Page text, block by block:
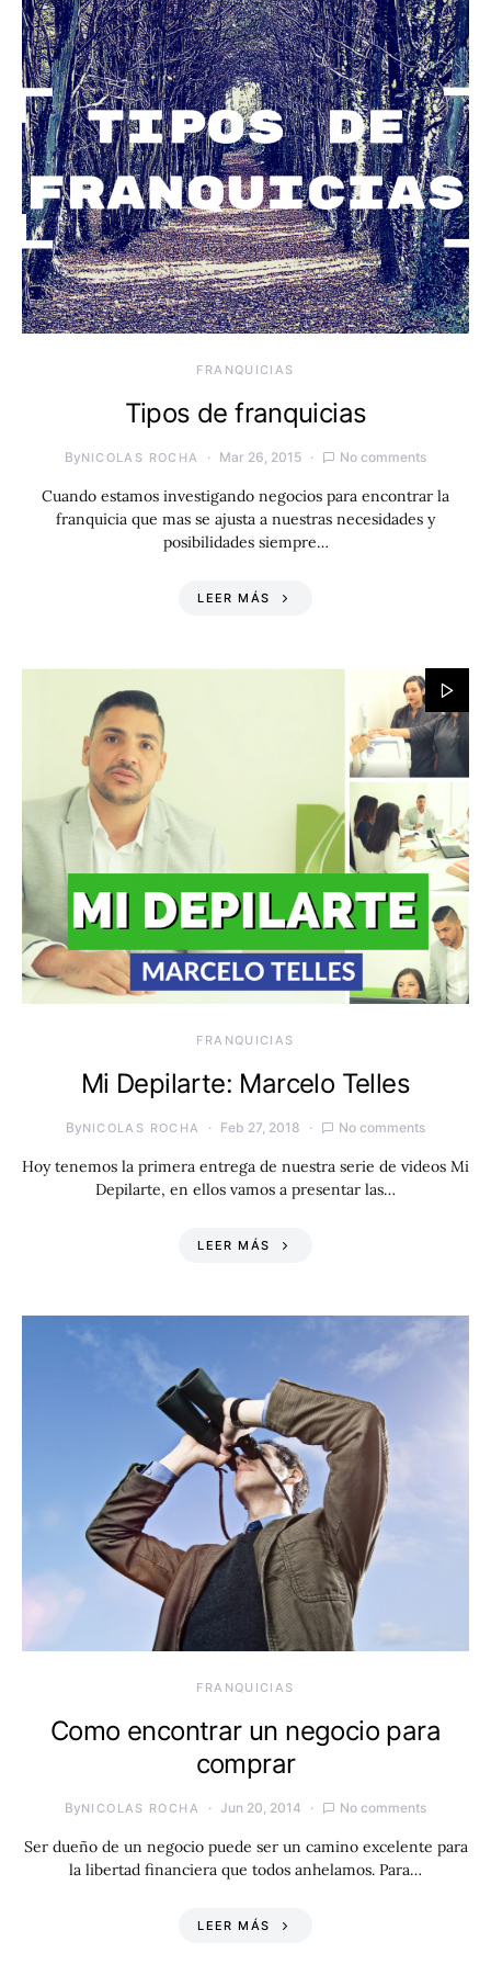
FRANQUICIAS
Tipos de franquicias
ByNICOLAS ROCHA Mar 26, 2015 No comments
Cuando estamos investigando negocios para encontrar la
franquicia que mas se ajusta a nuestras necesidades y
posibilidades siempre…
LEER MÁS
FRANQUICIAS
Mi Depilarte: Marcelo Telles
ByNICOLAS ROCHA Feb 27, 2018 No comments
Hoy tenemos la primera entrega de nuestra serie de videos Mi
Depilarte, en ellos vamos a presentar las…
LEER MÁS
FRANQUICIAS
Como encontrar un negocio para
comprar
ByNICOLAS ROCHA Jun 20, 2014 No comments
Ser dueño de un negocio puede ser un camino excelente para
la libertad financiera que todos anhelamos. Para…
LEER MÁS